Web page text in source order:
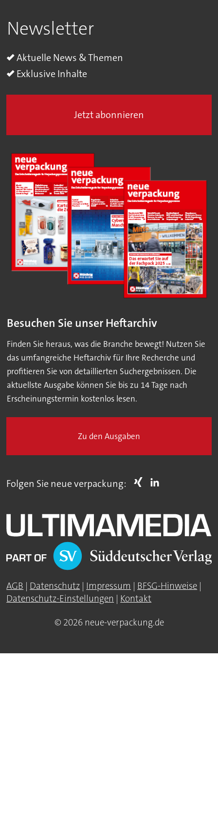
Newsletter
Aktuelle News & Themen
Exklusive Inhalte
Jetzt abonnieren
Besuchen Sie unser Heftarchiv
Finden Sie heraus, was die Branche bewegt! Nutzen Sie
das umfangreiche Heftarchiv für Ihre Recherche und
profitieren Sie von detaillierten Suchergebnissen. Die
aktuellste Ausgabe können Sie bis zu 14 Tage nach
Erscheinungstermin kostenlos lesen.
Zu den Ausgaben
Folgen Sie neue verpackung:
AGB | Datenschutz | Impressum | BFSG-Hinweise |
Datenschutz-Einstellungen | Kontakt
© 2026 neue-verpackung.de